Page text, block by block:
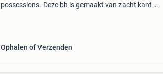
possessions. Deze bh is gemaakt van zacht kant en
Ophalen of Verzenden